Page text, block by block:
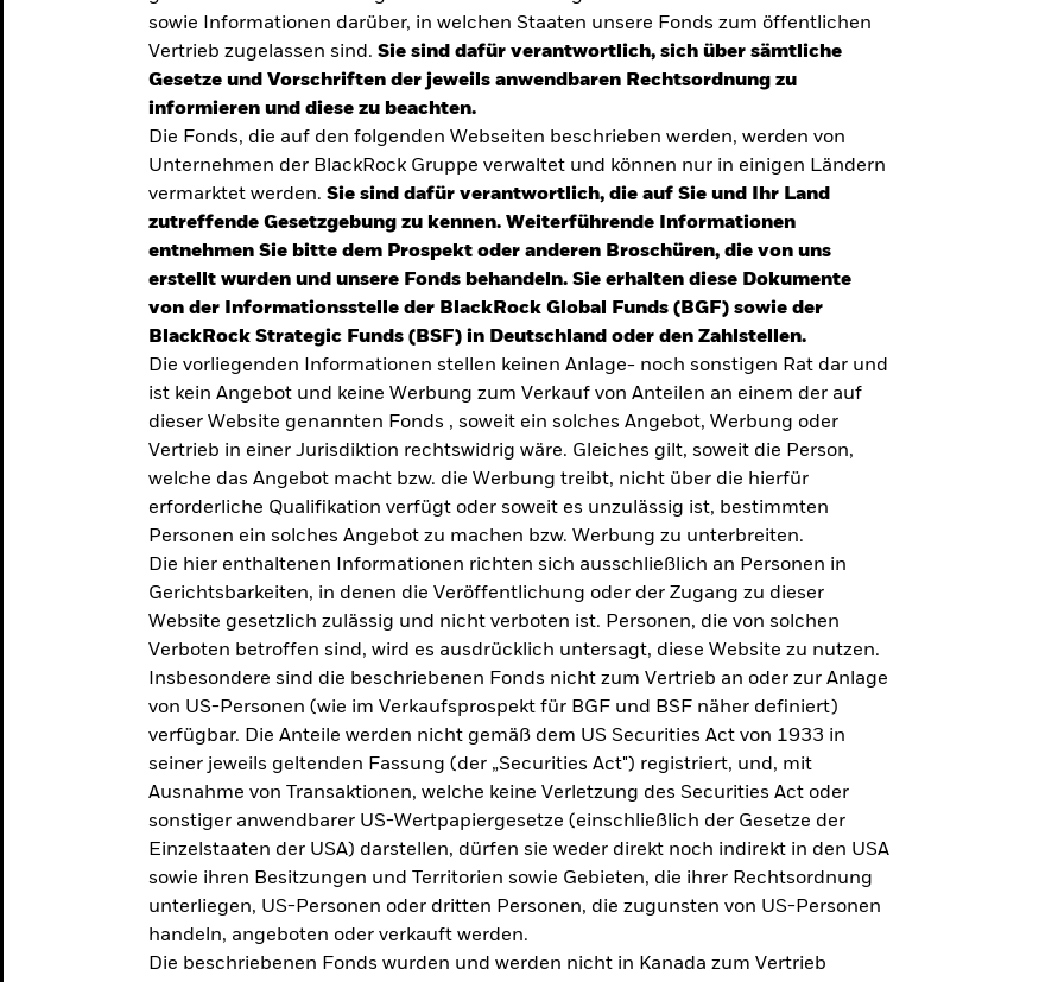
TRENDS & IDEEN
Entdecken Sie unsere
makroökonomischen
Einschätzungen und Anlageideen.
Aktuelle Einschätzungen
UMFRAGE ZUR ALTERSVORSORGE 2025
Realitätscheck Altersvorsorge. Wie
steht es um Ihre Altersvorsorge?
Zu den Ergebnissen
sowie Informationen darüber, in welchen Staaten unsere Fonds zum öffentlichen
Vertrieb zugelassen sind. Sie sind dafür verantwortlich, sich über sämtliche
Gesetze und Vorschriften der jeweils anwendbaren Rechtsordnung zu
informieren und diese zu beachten.
Die Fonds, die auf den folgenden Webseiten beschrieben werden, werden von
Unternehmen der BlackRock Gruppe verwaltet und können nur in einigen Ländern
vermarktet werden. Sie sind dafür verantwortlich, die auf Sie und Ihr Land
zutreffende Gesetzgebung zu kennen. Weiterführende Informationen
entnehmen Sie bitte dem Prospekt oder anderen Broschüren, die von uns
erstellt wurden und unsere Fonds behandeln. Sie erhalten diese Dokumente
von der Informationsstelle der BlackRock Global Funds (BGF) sowie der
BlackRock Strategic Funds (BSF) in Deutschland oder den Zahlstellen.
Die vorliegenden Informationen stellen keinen Anlage- noch sonstigen Rat dar und
ist kein Angebot und keine Werbung zum Verkauf von Anteilen an einem der auf
dieser Website genannten Fonds , soweit ein solches Angebot, Werbung oder
Vertrieb in einer Jurisdiktion rechtswidrig wäre. Gleiches gilt, soweit die Person,
welche das Angebot macht bzw. die Werbung treibt, nicht über die hierfür
erforderliche Qualifikation verfügt oder soweit es unzulässig ist, bestimmten
Personen ein solches Angebot zu machen bzw. Werbung zu unterbreiten.
Die hier enthaltenen Informationen richten sich ausschließlich an Personen in
Gerichtsbarkeiten, in denen die Veröffentlichung oder der Zugang zu dieser
Website gesetzlich zulässig und nicht verboten ist. Personen, die von solchen
Verboten betroffen sind, wird es ausdrücklich untersagt, diese Website zu nutzen.
Insbesondere sind die beschriebenen Fonds nicht zum Vertrieb an oder zur Anlage
von US-Personen (wie im Verkaufsprospekt für BGF und BSF näher definiert)
verfügbar. Die Anteile werden nicht gemäß dem US Securities Act von 1933 in
seiner jeweils geltenden Fassung (der „Securities Act") registriert, und, mit
Ausnahme von Transaktionen, welche keine Verletzung des Securities Act oder
sonstiger anwendbarer US-Wertpapiergesetze (einschließlich der Gesetze der
Einzelstaaten der USA) darstellen, dürfen sie weder direkt noch indirekt in den USA
sowie ihren Besitzungen und Territorien sowie Gebieten, die ihrer Rechtsordnung
unterliegen, US-Personen oder dritten Personen, die zugunsten von US-Personen
handeln, angeboten oder verkauft werden.
Die beschriebenen Fonds wurden und werden nicht in Kanada zum Vertrieb